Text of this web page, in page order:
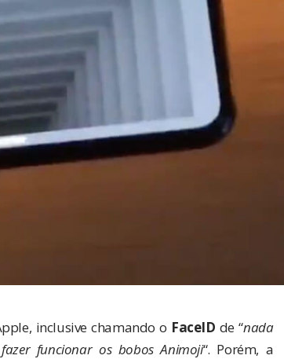
inclusive chamando o FaceID de “nada
funcionar os bobos Animoji“. Porém, a